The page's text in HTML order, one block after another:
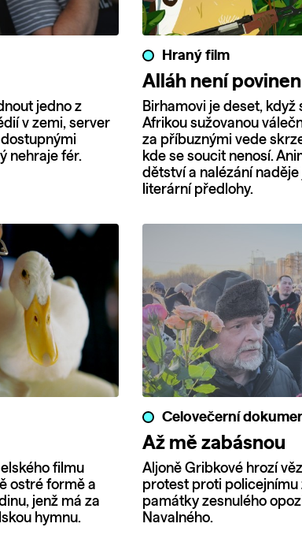
jedno z
v zemi, server
dostupnými
nehraje fér.
Hraný film
Alláh není povinen
Birhamovi je deset,
Afrikou sužovanou
za příbuznými vede
kde se soucit nenosí.
dětství a nalézání
literární předlohy.
filmu
ostré formě a
jenž má za
hymnu.
Celovečerní
Až mě zabásnou
Aljoně Gribkové hrozí
protest proti policejnímu
památky zesnulého
Navalného.